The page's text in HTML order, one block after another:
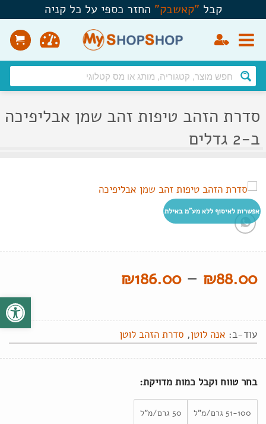
פתח
to
content
קבל "קאשבק" החזר כספי על כל קניה
סדרת הזהב טיפות זהב שמן אבליפיכה
ב-2 גדלים
אפשרות לאיסוף ללא מע"מ באילת
₪88.00
–
₪186.00
עד עוד-ב: אנה לוטן, סדרת הזהב לוטן
בחר טווח וקבל כמות מדויקת:
51-100 גרם/מ"ל 50 גרם/מ"ל